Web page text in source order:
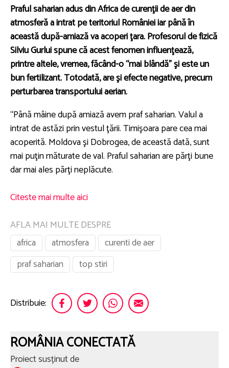
Praful saharian adus din Africa de curenţii de aer din
atmosferă a intrat pe teritoriul României iar până în
această după-amiază va acoperi ţara. Profesorul de fizică
Silviu Gurlui spune că acest fenomen influenţează,
printre altele, vremea, făcând-o “mai blândă” şi este un
bun fertilizant. Totodată, are şi efecte negative, precum
perturbarea transportului aerian.
“Până mâine după amiază avem praf saharian. Valul a
intrat de astăzi prin vestul ţării. Timişoara pare cea mai
acoperită. Moldova şi Dobrogea, de această dată, sunt
mai puţin măturate de val. Praful saharian are părţi bune
dar mai ales părţi neplăcute.
Citeste mai multe aici
AFLA MAI MULTE DESPRE
africa
atmosfera
curenti de aer
praf saharian
top stiri
Distribuie:
ROMÂNIA CONECTATĂ
Proiect susținut de